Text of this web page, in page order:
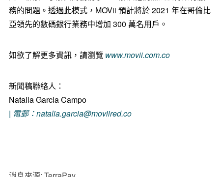
務的問題。透過此模式，MOVii 預計將於 2021 年在哥倫比
亞領先的數碼銀行業務中增加 300 萬名用戶。
如欲了解更多資訊，請瀏覽 www.movii.com.co
新聞稿聯絡人：
Natalia Garcia Campo
| 電郵：natalia.garcia@moviired.co